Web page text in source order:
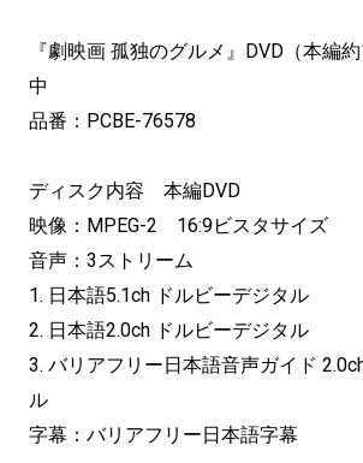
『劇映画 孤独のグルメ』DVD（本編
中
品番：PCBE-76578
ディスク内容 本編DVD
映像：MPEG-2 16:9ビスタサイズ
音声：3ストリーム
1. 日本語5.1ch ドルビーデジタル
2. 日本語2.0ch ドルビーデジタル
3. バリアフリー日本語音声ガイド
ル
字幕：バリアフリー日本語字幕